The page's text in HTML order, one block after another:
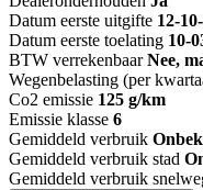
Datum eerste uitgifte 12-
Datum eerste toelating 10-
BTW verrekenbaar Nee,
Wegenbelasting (per
Co2 emissie 125 g/km
Emissie klasse 6
Gemiddeld verbruik
Gemiddeld verbruik stad
Gemiddeld verbruik